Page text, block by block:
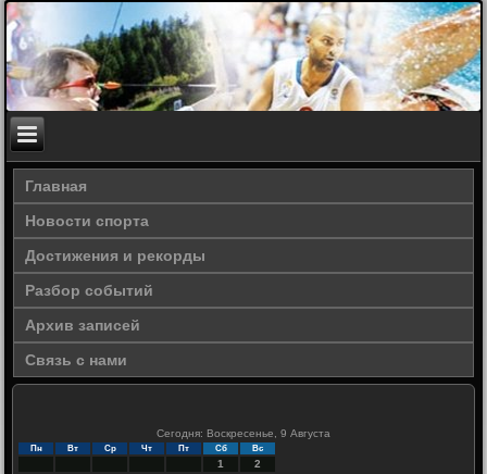
Главная
Новости спорта
Достижения и рекорды
Разбор событий
Архив записей
Связь с нами
Сегодня: Воскресенье, 9 Августа
Пн Вт Ср Чт Пт Сб Вс
1
2